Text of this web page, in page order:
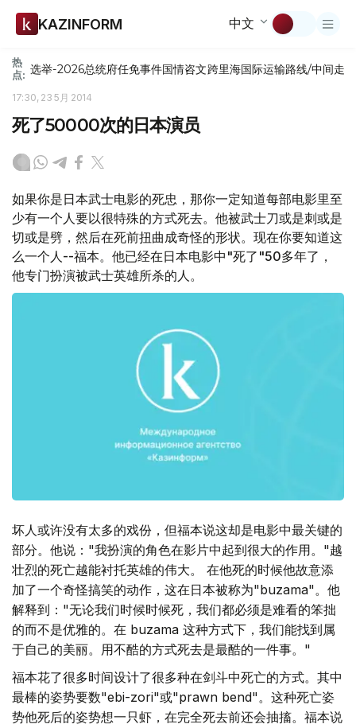
KAZINFORM 中文
热
点: 选举-2026总统府任免事件国情咨文跨里海国际运输路线/中间走廊
17:30, 23 5月 2014
死了50000次的日本演员
如果你是日本武士电影的死忠，那你一定知道每部电影里至
少有一个人要以很特殊的方式死去。他被武士刀或是刺或是
切或是劈，然后在死前扭曲成奇怪的形状。现在你要知道这
么一个人--福本。他已经在日本电影中"死了"50多年了，
他专门扮演被武士英雄所杀的人。
坏人或许没有太多的戏份，但福本说这却是电影中最关键的
部分。他说："我扮演的角色在影片中起到很大的作用。"越
壮烈的死亡越能衬托英雄的伟大。 在他死的时候他故意添
加了一个奇怪搞笑的动作，这在日本被称为"buzama"。他
解释到："无论我们时候时候死，我们都必须是难看的笨拙
的而不是优雅的。在 buzama 这种方式下，我们能找到属
于自己的美丽。用不酷的方式死去是最酷的一件事。"
福本花了很多时间设计了很多种在剑斗中死亡的方式。其中
最棒的姿势要数"ebi-zori"或"prawn bend"。这种死亡姿
势他死后的姿势想一只虾，在完全死去前还会抽搐。福本说